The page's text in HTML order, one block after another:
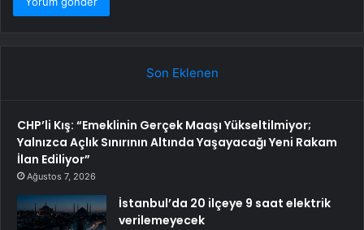
Son Eklenen
CHP’li Kış: “Emeklinin Gerçek Maaşı Yükseltilmiyor;
Yalnızca Açlık Sınırının Altında Yaşayacağı Yeni Rakam
İlan Ediliyor”
Ağustos 7, 2026
İstanbul’da 20 ilçeye 9 saat elektrik
verilemeyecek